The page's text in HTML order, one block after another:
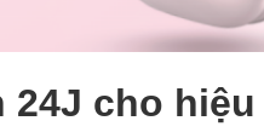
24J cho